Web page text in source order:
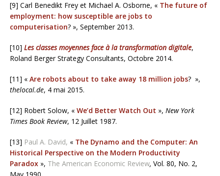
[9] Carl Benedikt Frey et Michael A. Osborne, « The future of
employment: how susceptible are jobs to
computerisation? », September 2013.
[10] Les classes moyennes face à la transformation digitale,
Roland Berger Strategy Consultants, Octobre 2014.
[11] « Are robots about to take away 18 million jobs? »,
thelocal.de, 4 mai 2015.
[12] Robert Solow, « We’d Better Watch Out », New York
Times Book Review, 12 Juillet 1987.
[13] Paul A. David, « The Dynamo and the Computer: An
Historical Perspective on the Modern Productivity
Paradox », The American Economic Review, Vol. 80, No. 2,